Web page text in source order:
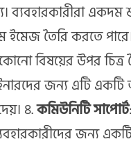
ব্যবহারকারীরা
ইমেজ তৈরি করতে
বিষয়ের উপর চিত্র
জন্য এটি একটি
৪.কমিউনিটি সাপোর্ট
জন্য